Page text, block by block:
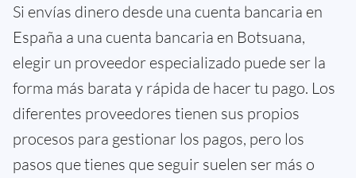
Si envías dinero desde una cuenta bancaria en
España a una cuenta bancaria en Botsuana,
elegir un proveedor especializado puede ser la
forma más barata y rápida de hacer tu pago. Los
diferentes proveedores tienen sus propios
procesos para gestionar los pagos, pero los
pasos que tienes que seguir suelen ser más o